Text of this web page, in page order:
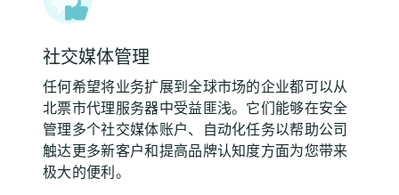
社交媒体管理
任何希望将业务扩展到全球市场的企业都可以从
北票市代理服务器中受益匪浅。它们能够在安全
管理多个社交媒体账户、自动化任务以帮助公司
触达更多新客户和提高品牌认知度方面为您带来
极大的便利。